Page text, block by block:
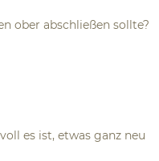
ober abschließen sollte?
es ist, etwas ganz neu